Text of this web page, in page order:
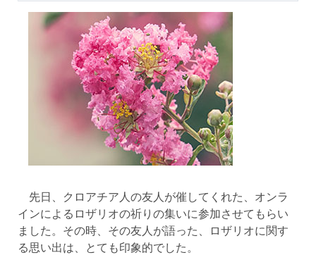
先日、クロアチア人の友人が催してくれた、オンラ
インによるロザリオの祈りの集いに参加させてもらい
ました。その時、その友人が語った、ロザリオに関す
る思い出は、とても印象的でした。